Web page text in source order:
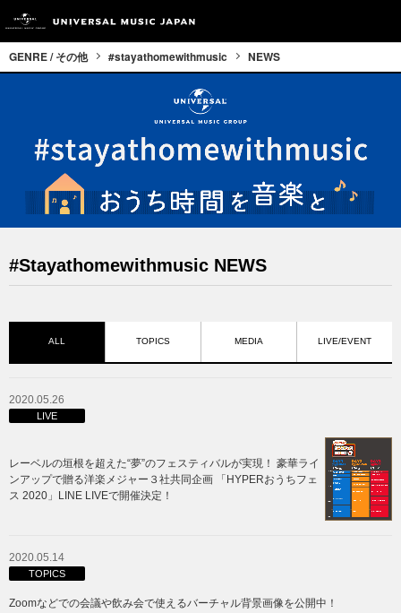
GENRE / その他 #stayathomewithmusic NEWS
#stayathomewithmusic NEWS
ALL TOPICS MEDIA LIVE/EVENT
2020.05.26
LIVE
レーベルの垣根を超えた“夢”のフェスティバルが実現！ 豪華ライ
ンアップで贈る洋楽メジャー３社共同企画 「HYPERおうちフェ
ス 2020」LINE LIVEで開催決定！
2020.05.14
TOPICS
Zoomなどでの会議や飲み会で使えるバーチャル背景画像を公開中！